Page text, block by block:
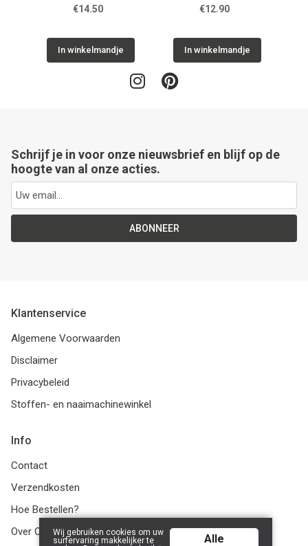
€14.50
In winkelmandje
€12.90
In winkelmandje
Schrijf je in voor onze nieuwsbrief en blijf op de
hoogte van al onze acties.
ABONNEER
Klantenservice
Algemene Voorwaarden
Disclaimer
Privacybeleid
Stoffen- en naaimachinewinkel
Info
Contact
Verzendkosten
Hoe Bestellen?
Over Ons
Wij gebruiken cookies om uw
surfervaring makkelijker te
Alle